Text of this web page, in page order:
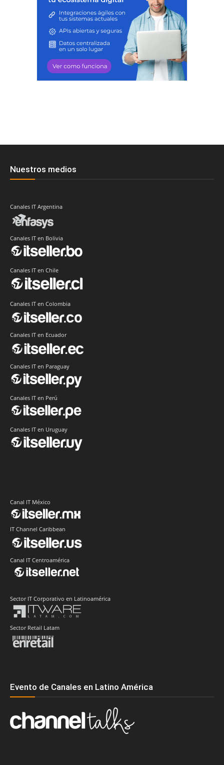
Nuestros medios
Canales IT Argentina
Canales IT en Bolivia
Canales IT en Chile
Canales IT en Colombia
Canales IT en Ecuador
Canales IT en Paraguay
Canales IT en Perú
Canales IT en Uruguay
Canal IT México
IT Channel Caribbean
Canal IT Centroamérica
Sector IT Corporativo en Latinoamérica
Sector Retail Latam
Evento de Canales en Latino América